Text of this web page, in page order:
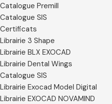
Catalogue Premill
Catalogue SIS
Certificats
Librairie 3 Shape
Librairie BLX EXOCAD
Librairie Dental Wings
Catalogue SIS
Librairie Exocad Model Digital
Librairie EXOCAD NOVAMIND